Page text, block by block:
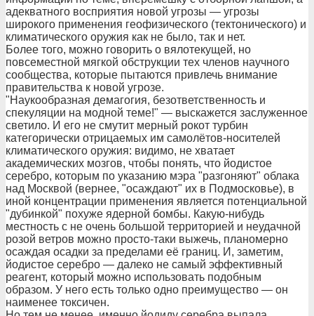
адекватного восприятия новой угрозы — угрозы
широкого применения геофизического (тектонического) и
климатического оружия как не было, так и нет.
Более того, можно говорить о вялотекущей, но
повсеместной мягкой обструкции тех членов научного
сообщества, которые пытаются привлечь внимание
правительства к новой угрозе.
"Наукообразная демагогия, безответственность и
спекуляции на модной теме!" — выскажется заслуженное
светило. И его не смутит мерный рокот турбин
категорически отрицаемых им самолётов-носителей
климатического оружия: видимо, не хватает
академических мозгов, чтобы понять, что йодистое
серебро, которым по указанию мэра "разгоняют" облака
над Москвой (вернее, "осаждают" их в Подмосковье), в
иной концентрации применения является потенциальной
"дубинкой" похуже ядерной бомбы. Какую-нибудь
местность с не очень большой территорией и неудачной
розой ветров можно просто-таки выжечь, планомерно
осаждая осадки за пределами её границ. И, заметим,
йодистое серебро — далеко не самый эффективный
реагент, который можно использовать подобным
образом. У него есть только одно преимущество — он
наименее токсичен.